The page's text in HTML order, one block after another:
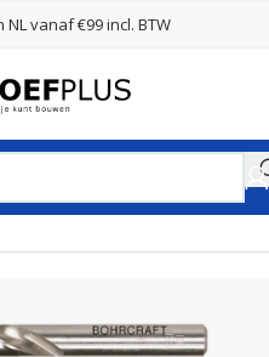
vanaf €99 incl. BTW